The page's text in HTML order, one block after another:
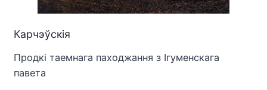
Карчэўскія
Продкі таемнага паходжання з Ігуменскага
павета